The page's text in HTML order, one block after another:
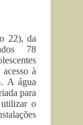
22), da
78
à
A água
para
o